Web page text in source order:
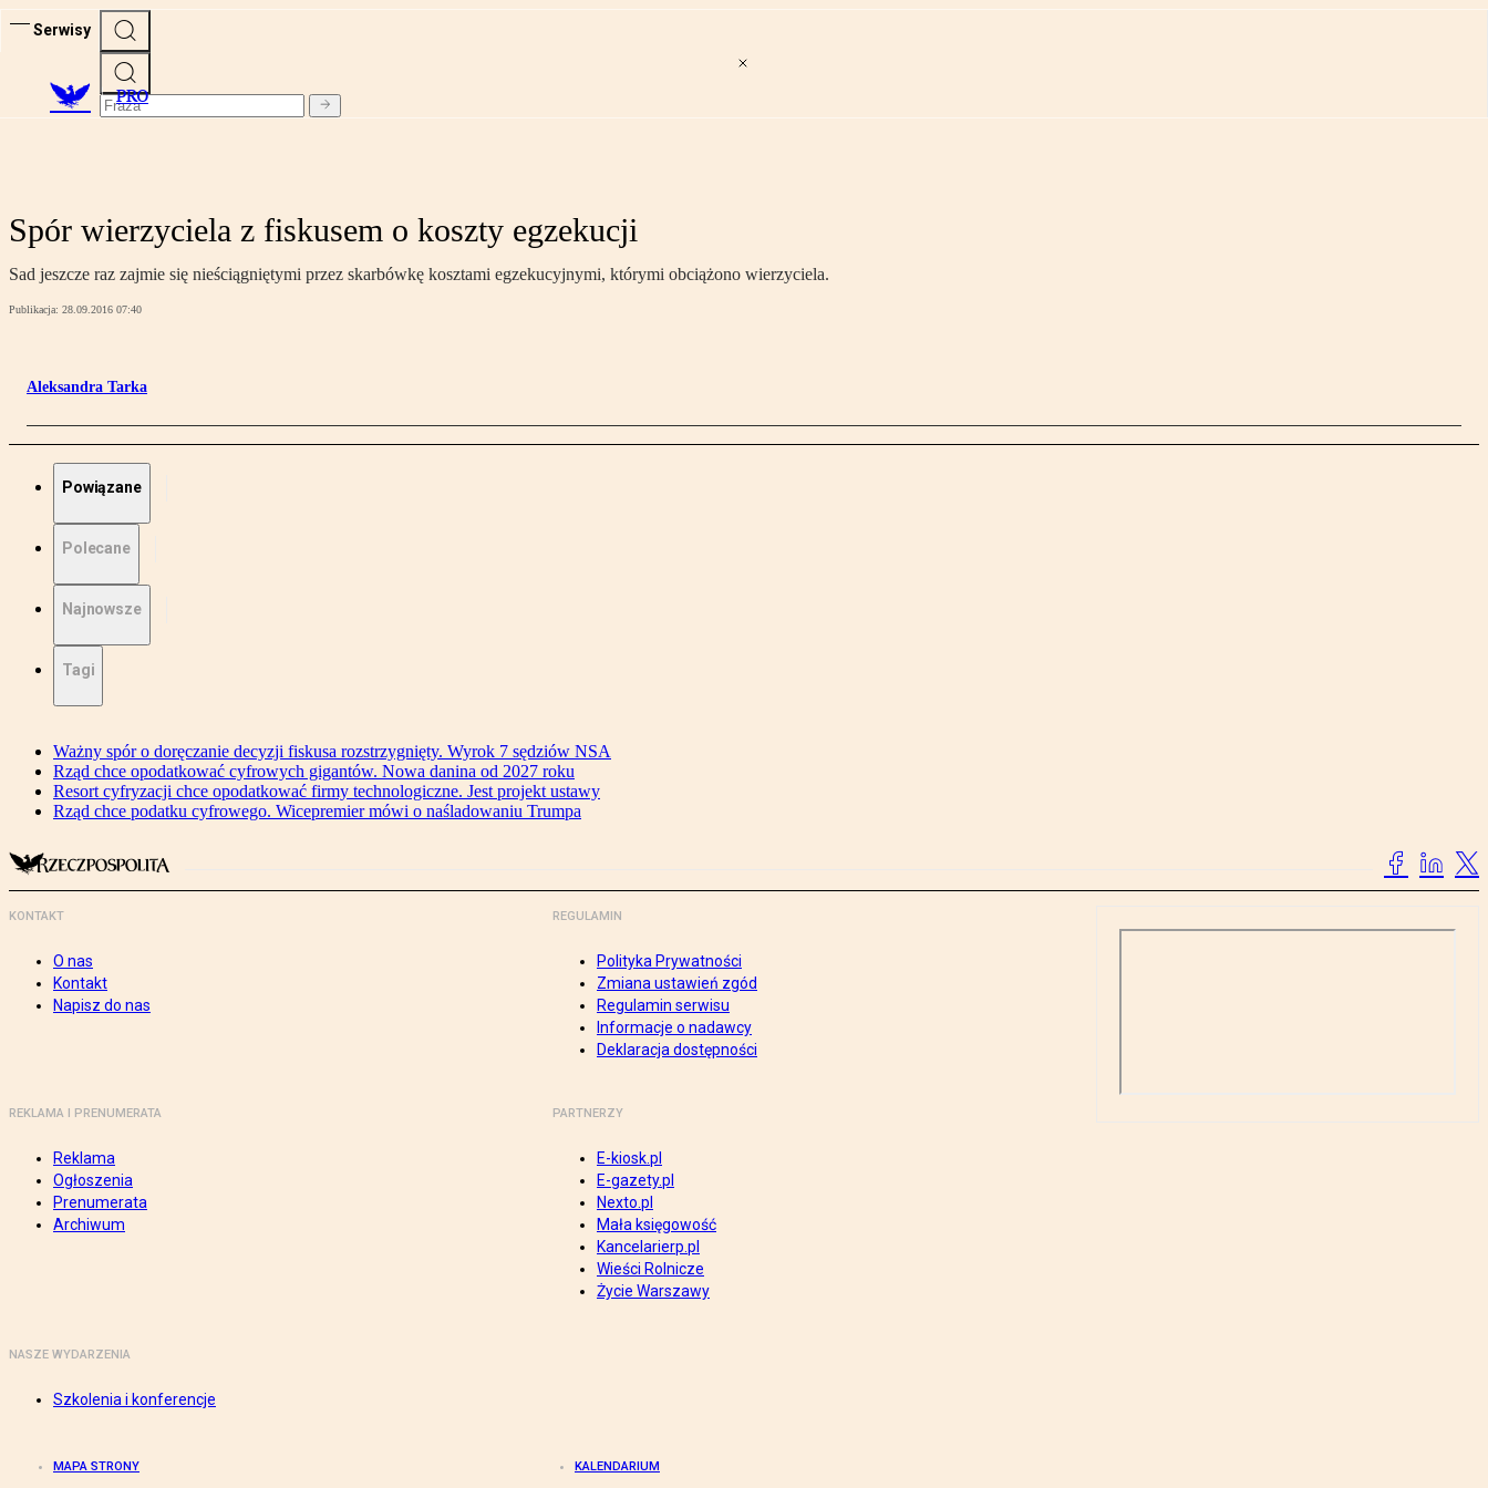
Serwisy
PRO
Spór wierzyciela z fiskusem o koszty egzekucji
Sad jeszcze raz zajmie się nieściągniętymi przez skarbówkę kosztami egzekucyjnymi, którymi obciążono wierzyciela.
Publikacja: 28.09.2016 07:40
Aleksandra Tarka
Powiązane
Polecane
Najnowsze
Tagi
Ważny spór o doręczanie decyzji fiskusa rozstrzygnięty. Wyrok 7 sędziów NSA
Rząd chce opodatkować cyfrowych gigantów. Nowa danina od 2027 roku
Resort cyfryzacji chce opodatkować firmy technologiczne. Jest projekt ustawy
Rząd chce podatku cyfrowego. Wicepremier mówi o naśladowaniu Trumpa
KONTAKT
O nas
Kontakt
Napisz do nas
REGULAMIN
Polityka Prywatności
Zmiana ustawień zgód
Regulamin serwisu
Informacje o nadawcy
Deklaracja dostępności
REKLAMA I PRENUMERATA
Reklama
Ogłoszenia
Prenumerata
Archiwum
PARTNERZY
E-kiosk.pl
E-gazety.pl
Nexto.pl
Mała księgowość
Kancelarierp.pl
Wieści Rolnicze
Życie Warszawy
NASZE WYDARZENIA
Szkolenia i konferencje
MAPA STRONY KALENDARIUM